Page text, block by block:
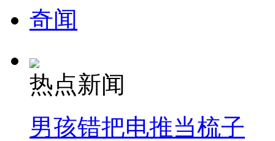
司机酒驾遇交警 急速倒车逃窜
奇闻
热点新闻
男孩错把电推当梳子